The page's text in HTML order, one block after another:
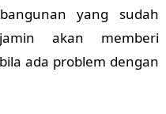
yang sudah
akan memberi
ada problem dengan